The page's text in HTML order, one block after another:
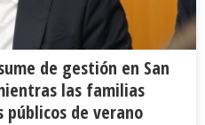
de gestión en San
las familias
públicos de verano